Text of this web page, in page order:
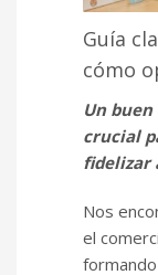
Guía
cómo
Un buen
crucial
fidelizar
Nos
el